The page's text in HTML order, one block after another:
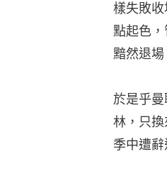
樣失敗
點起色
黯然退場
於是乎
林，只
季中遭